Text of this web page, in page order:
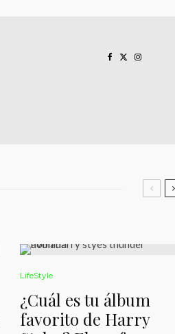
LifeStyle
¿Cuál es tu álbum
favorito de Harry